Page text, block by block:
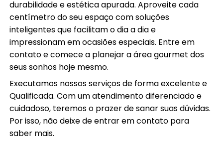
durabilidade e estética apurada. Aproveite cada
centímetro do seu espaço com soluções
inteligentes que facilitam o dia a dia e
impressionam em ocasiões especiais. Entre em
contato e comece a planejar a área gourmet dos
seus sonhos hoje mesmo.
Executamos nossos serviços de forma excelente e
Qualificada. Com um atendimento diferenciado e
cuidadoso, teremos o prazer de sanar suas dúvidas.
Por isso, não deixe de entrar em contato para
saber mais.